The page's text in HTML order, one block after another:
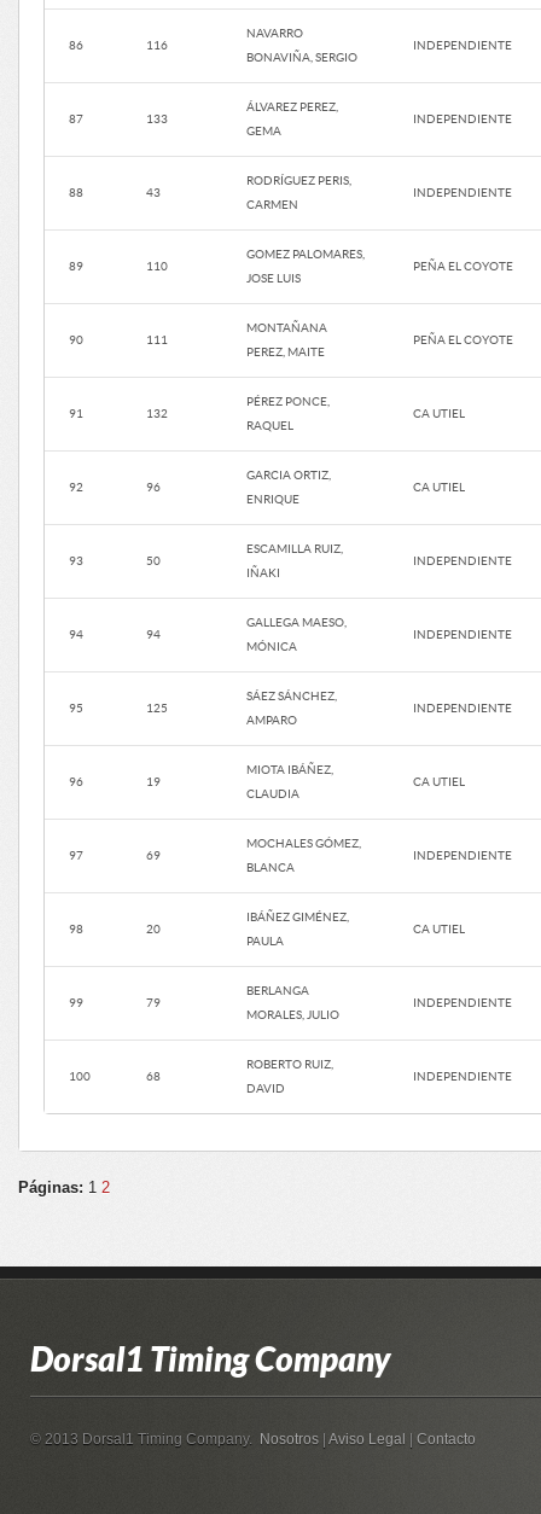
86 116
NAVARRO
BONAVIÑA, SERGIO
INDEPENDIENTE
87 133
ÁLVAREZ PEREZ,
GEMA
INDEPENDIENTE
88 43
RODRÍGUEZ PERIS,
CARMEN
INDEPENDIENTE
89 110
GOMEZ PALOMARES,
JOSE LUIS
PEÑA EL COYOTE
90 111
MONTAÑANA
PEREZ, MAITE
PEÑA EL COYOTE
91 132
PÉREZ PONCE,
RAQUEL
CA UTIEL
92 96
GARCIA ORTIZ,
ENRIQUE
CA UTIEL
93 50
ESCAMILLA RUIZ,
IÑAKI
INDEPENDIENTE
94 94
GALLEGA MAESO,
MÓNICA
INDEPENDIENTE
95 125
SÁEZ SÁNCHEZ,
AMPARO
INDEPENDIENTE
96 19
MIOTA IBÁÑEZ,
CLAUDIA
CA UTIEL
97 69
MOCHALES GÓMEZ,
BLANCA
INDEPENDIENTE
98 20
IBÁÑEZ GIMÉNEZ,
PAULA
CA UTIEL
99 79
BERLANGA
MORALES, JULIO
INDEPENDIENTE
100 68
ROBERTO RUIZ,
DAVID
INDEPENDIENTE
Páginas: 1 2
Dorsal1 Timing Company
© 2013 Dorsal1 Timing Company. Nosotros Aviso Legal Contacto